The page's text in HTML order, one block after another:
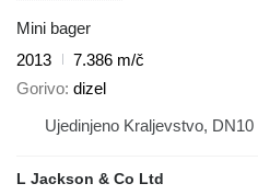
Mini bager
2013
7.386 m/č
Gorivo dizel
L Jackson & Co Ltd